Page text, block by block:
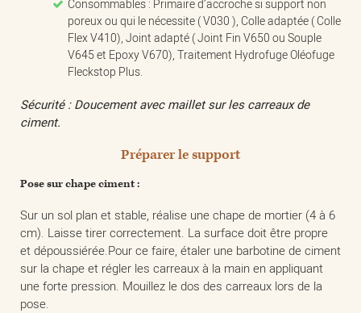
Consommables : Primaire d’accroche si support non
poreux ou qui le nécessite ( V030 ), Colle adaptée ( Colle
Flex V410), Joint adapté ( Joint Fin V650 ou Souple
V645 et Epoxy V670), Traitement Hydrofuge Oléofuge
Fleckstop Plus.
Sécurité : Doucement avec maillet sur les carreaux de
ciment.
Préparer le support
Pose sur chape ciment :
Sur un sol plan et stable, réalise une chape de mortier (4 à 6
cm). Laisse tirer correctement. La surface doit être propre
et dépoussiérée.Pour ce faire, étaler une barbotine de ciment
sur la chape et régler les carreaux à la main en appliquant
une forte pression. Mouillez le dos des carreaux lors de la
pose.